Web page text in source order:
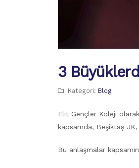
3
Kategori: Blog
Elit Gençler Koleji
kapsamda, Beşiktaş
Bu anlaşmalar